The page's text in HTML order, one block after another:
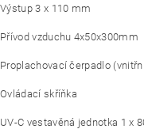
Výstup 3 x 110 mm
Přívod vzduchu 4x50x300mm
Proplachovací čerpadlo
Ovládací skříňka
UV-C vestavěná jednotka 1 x